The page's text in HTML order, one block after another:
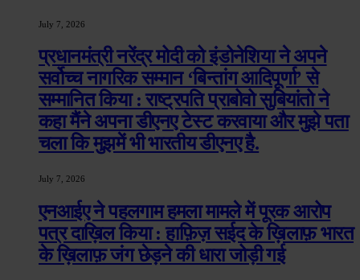
July 7, 2026
प्रधानमंत्री नरेंद्र मोदी को इंडोनेशिया ने अपने
सर्वोच्च नागरिक सम्मान ‘बिन्तांग आदिपूर्णा’ से
सम्मानित किया : राष्ट्रपति प्राबोवो सुबियांतो ने
कहा मैंने अपना डीएनए टेस्ट करवाया और मुझे पता
चला कि मुझमें भी भारतीय डीएनए है.
July 7, 2026
एनआईए ने पहलगाम हमला मामले में पूरक आरोप
पत्र दाख़िल किया : हाफ़िज़ सईद के ख़िलाफ़ भारत
के ख़िलाफ़ जंग छेड़ने की धारा जोड़ी गई